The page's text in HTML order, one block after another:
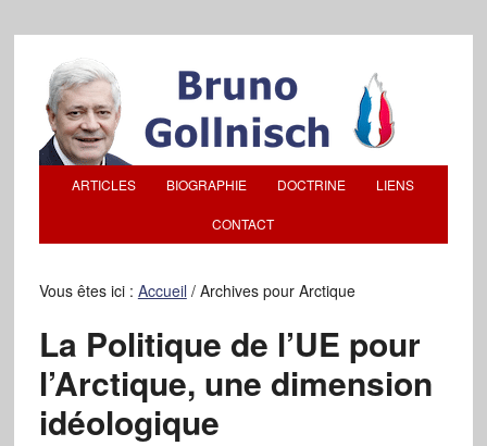
ARTICLES BIOGRAPHIE DOCTRINE LIENS
CONTACT
Vous êtes ici : Accueil /Archives pour Arctique
La Politique de l’UE pour
l’Arctique, une dimension
idéologique